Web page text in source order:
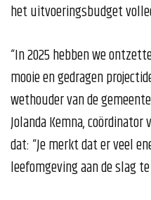
het uitvoeringsbudget
“In 2025 hebben we
mooie en gedragen
wethouder van de
Jolanda Kemna, coördinator
dat: “Je merkt dat er veel
leefomgeving aan de slag